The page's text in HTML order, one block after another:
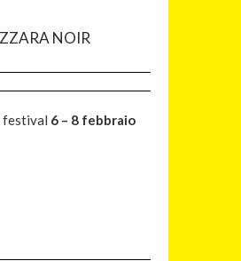
NOIR
festival 6 – 8 febbraio